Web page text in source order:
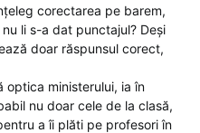
corectarea pe barem,
li s-a dat punctajul? Deși
doar răspunsul corect,
optica ministerului, ia în
nu doar cele de la clasă,
a îi plăti pe profesori în